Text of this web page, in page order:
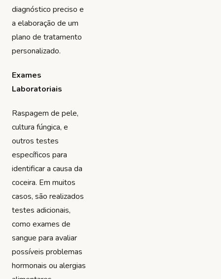
diagnóstico preciso e
a elaboração de um
plano de tratamento
personalizado.
Exames
Laboratoriais
Raspagem de pele,
cultura fúngica, e
outros testes
específicos para
identificar a causa da
coceira. Em muitos
casos, são realizados
testes adicionais,
como exames de
sangue para avaliar
possíveis problemas
hormonais ou alergias